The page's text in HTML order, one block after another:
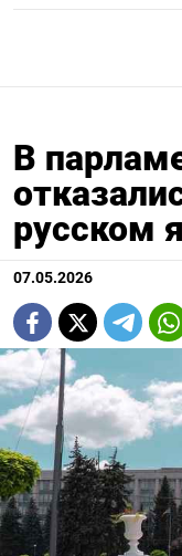
В
русском
07.05.2026